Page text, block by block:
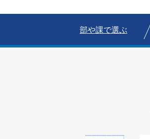
部や課で選ぶ